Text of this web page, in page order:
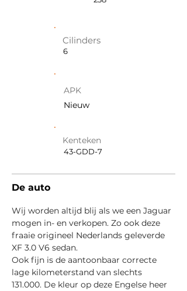
Cilinders
6
APK
Nieuw
Kenteken
43-GDD-7
De auto
Wij worden altijd blij als we een Jaguar
mogen in- en verkopen. Zo ook deze
fraaie origineel Nederlands geleverde
XF 3.0 V6 sedan.
Ook fijn is de aantoonbaar correcte
lage kilometerstand van slechts
131.000. De kleur op deze Engelse heer